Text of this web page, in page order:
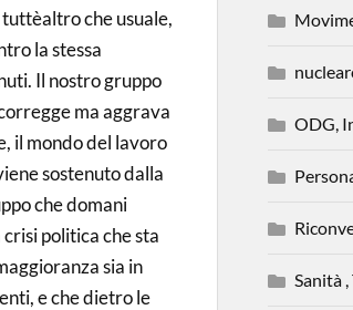
che usuale,
la stessa
Il nostro gruppo
ma aggrava
il mondo del lavoro
sostenuto dalla
che domani
politica che sta
sia in
e che dietro le
ODG,
Sanità